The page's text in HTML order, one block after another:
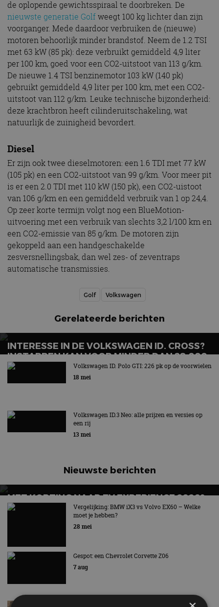
de oplopende gewichtsspiraal te doorbreken. De
nieuwste generatie Golfweegt 100 kg lichter dan zijn
voorganger. Mede daardoor verbruiken de (nieuwe)
motoren behoorlijk minder brandstof. Neem de 1.2 TSI
met 63 kW (85 pk): deze verbruikt gemiddeld 4,9 liter
per 100 km, goed voor een CO2-uitstoot van 113 g/km.
De nieuwe 1.4 TSI benzinemotor 103 kW (140 pk)
gebruikt gemiddeld 4,9 liter per 100 km, met een CO2-
uitstoot van 112 g/km. Leuke technische bijzonderheid:
deze krachtbron heeft cilinderuitschakeling, wat
natuurlijk de zuinigheid bevordert.
Diesel
Er zijn ook twee dieselmotoren: een 1.6 TDI met 77 kW
(105 pk) en een CO2-uitstoot van 99 g/km. Voor meer pit
is er een 2.0 TDI met 110 kW (150 pk), een CO2-uistoot
van 106 g/km en een gemiddeld verbruik van 1 op 24,4.
Op zeer korte termijn volgt nog een BlueMotion-
uitvoering met een verbruik van slechts 3,2 l/100 km en
een CO2-emissie van 85 g/km. De motoren zijn
gekoppeld aan een handgeschakelde
zesversnellingsbak, dan wel zes- of zeventraps
automatische transmissies.
Golf Volkswagen
Gerelateerde berichten
INTERESSE IN DE VOLKSWAGEN ID. CROSS?
INSTAPPEN KAN VOOR MINDER DAN 28.000
EURO
Volkswagen ID. Polo GTI: 226 pk op de voorwielen
18 mei
Volkswagen ID.3 Neo: alle prijzen en versies op
een rij
13 mei
Nieuwste berichten
MET KORTING NAAR EV EXPERIENCE 2026?
AUTORAI REGELT HET!
EV Experience 2026 van 24 tot 26 september
Vergelijking: BMW iX3 vs Volvo EX60 – Welke
moet je hebben?
28 mei
Gespot: een Chevrolet Corvette Z06
7 aug
Lamborghini Revuelto eert 60 jaar Miura met